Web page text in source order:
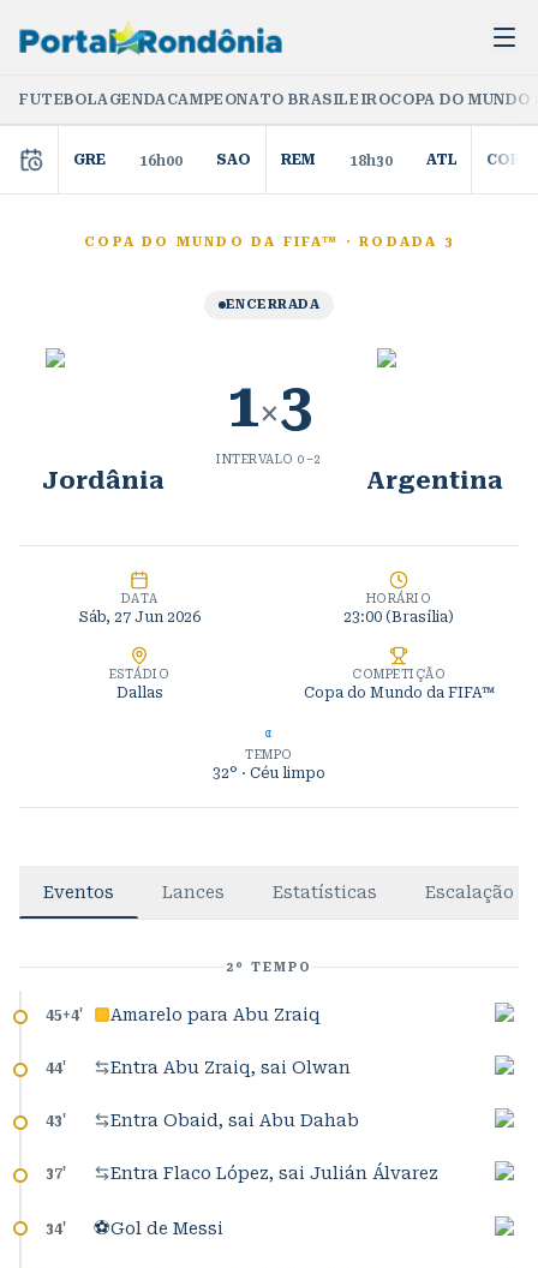
FUTEBOLAGENDACAMPEONATO BRASILEIROCOPA DO
GRE 16h00 SAO REM 18h30 ATL COR
COPA DO MUNDO DA FIFA™ ·RODADA 3
ENCERRADA
Jordânia
1×3
INTERVALO0 –2
Argentina
DATA
Sáb, 27 Jun 2026
HORÁRIO
23:00 (Brasília)
ESTÁDIO
Dallas
COMPETIÇÃO
Copa do Mundo da FIFA™
TEMPO
32° · Céu limpo
Eventos Lances Estatísticas Escalação
2º TEMPO
45+4' Amarelo para Abu Zraiq
44' Entra Abu Zraiq, sai Olwan
43' Entra Obaid, sai Abu Dahab
37' Entra Flaco López, sai Julián Álvarez
34' ⚽Gol de Messi